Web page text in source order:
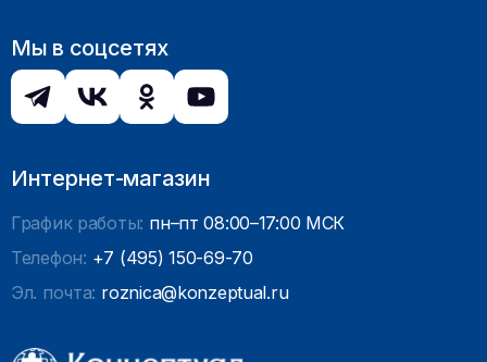
Мы в соцсетях
Интернет-магазин
График работы: пн–пт 08:00–17:00 МСК
Телефон: +7 (495) 150-69-70
Эл. почта: roznica@konzeptual.ru